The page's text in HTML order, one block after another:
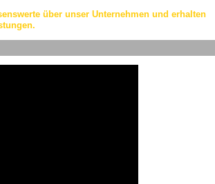
über unser Unternehmen und erhalten